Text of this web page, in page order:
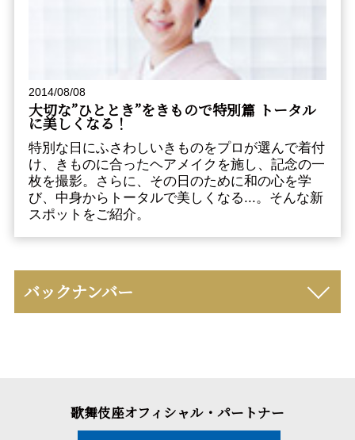
2014/08/08
大切な”ひととき”をきもので――特別篇 トータル
に美しくなる！
特別な日にふさわしいきものをプロが選んで着付
け、きものに合ったヘアメイクを施し、記念の一
枚を撮影。さらに、その日のために和の心を学
び、中身からトータルで美しくなる...。そんな新
スポットをご紹介。
バックナンバー
歌舞伎座オフィシャル・パートナー